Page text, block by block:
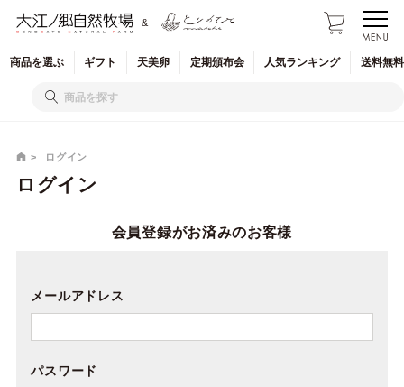
&
商品を選ぶ ギフト 天美卵 定期頒布会 人気ランキング 送料無
ログイン
ログイン
会員登録がお済みのお客様
メールアドレス
パスワード